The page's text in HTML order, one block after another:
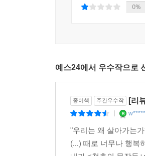
일단 갖고 싶어야 그런 책
독자들에게 이 산문집은
“여전히 우리에게는 떨어
작가는 열 번째 청춘의 문
0%
예스24에서 우수작으로
종이책 주간우수작 [리
"우리는 왜 살아가는
(...) 때로 너무나 행복